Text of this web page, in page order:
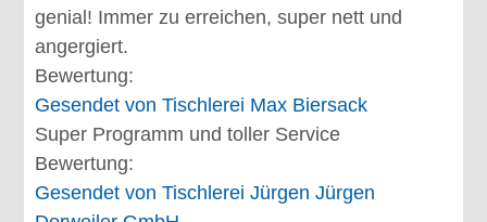
genial! Immer zu erreichen, super nett und
angergiert.
Bewertung:
Gesendet vonTischlerei Max Biersack
Super Programm und toller Service
Bewertung:
Gesendet vonTischlerei Jürgen Jürgen